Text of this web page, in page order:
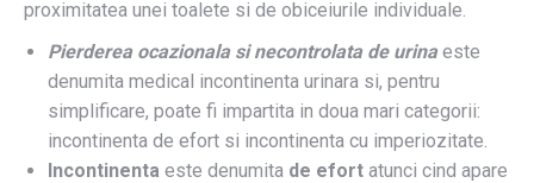
proximitatea unei toalete si de obiceiurile individuale.
Pierderea ocazionala si necontrolata de urina este
denumita medical incontinenta urinara si, pentru
simplificare, poate fi impartita in doua mari categorii:
incontinenta de efort si incontinenta cu imperiozitate.
Incontinenta este denumita de efort atunci cind apare